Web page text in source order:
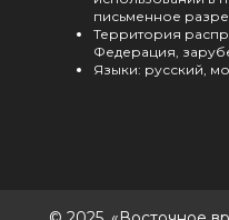
письменное
Территория
Федерация,
Языки: русский,